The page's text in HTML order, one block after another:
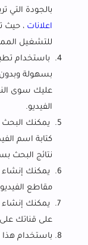
بالجودة التي
اعلانات
للتشغيل
بسهولة وبدون
عليك سوى
الفيديو.
يمكنك
كتابة اسم
نتائج البحث
يمكنك
مقاطع
يمكنك إنشاء
على قناتك على YouTube.
باستخدام